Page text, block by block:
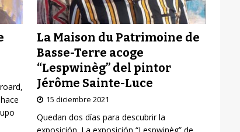
La Maison du Patrimoine de
Basse-Terre acoge
“Lespwinèg” del pintor
Jérôme Sainte-Luce
15 diciembre 2021
Quedan dos días para descubrir la
exposición. La exposición “Lespwinèg” de